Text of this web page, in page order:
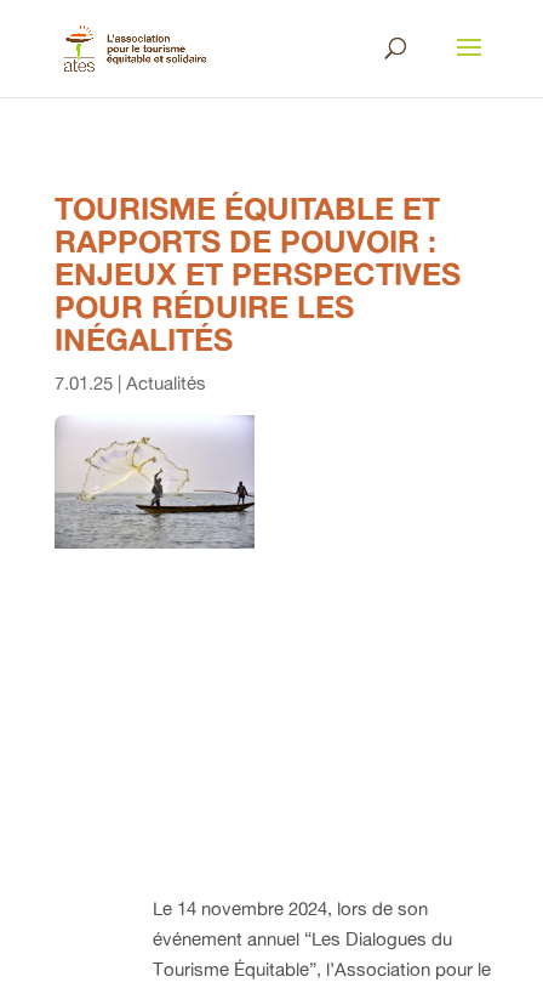
TOURISME ÉQUITABLE ET
RAPPORTS DE POUVOIR :
ENJEUX ET PERSPECTIVES
POUR RÉDUIRE LES
INÉGALITÉS
7.01.25| Actualités
Le 14 novembre 2024, lors de son
événement annuel “Les Dialogues du
Tourisme Équitable”, l’Association pour le